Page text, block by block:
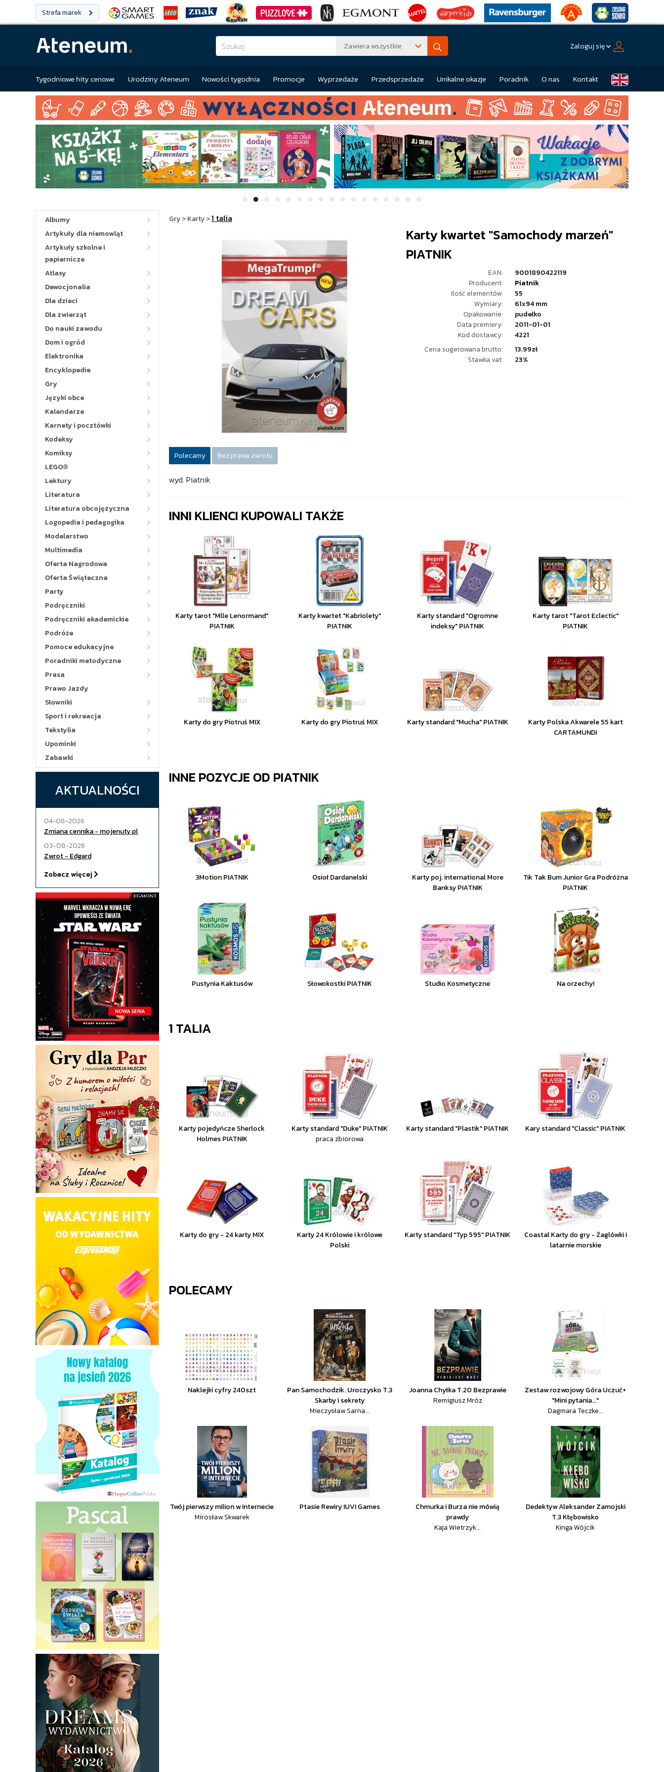
Strefa marek
Zawiera wszystkie Zaloguj się
Tygodniowe hity cenowe Urodziny Ateneum Nowości tygodnia Promocje Wyprzedaże Przedsprzedaże Unikalne okazje Poradnik O nas Kontakt
Albumy
Artykuły dla niemowląt
Artykuły szkolne i
papiernicze
Atlasy
Dewocjonalia
Dla dzieci
Dla zwierząt
Do nauki zawodu
Dom i ogród
Elektronika
Encyklopedie
Gry
Języki obce
Kalendarze
Karnety i pocztówki
Kodeksy
Komiksy
LEGO®
Lektury
Literatura
Literatura obcojęzyczna
Logopedia i pedagogika
Modelarstwo
Multimedia
Oferta Nagrodowa
Oferta Świąteczna
Party
Podręczniki
Podręczniki akademickie
Podróże
Pomoce edukacyjne
Poradniki metodyczne
Prasa
Prawo Jazdy
Słowniki
Sport i rekreacja
Tekstylia
Upominki
Zabawki
AKTUALNOŚCI
04-08-2026
Zmiana cennika - mojenuty.pl
03-08-2026
Zwrot - Edgard
Zobacz więcej
Gry>Karty>1 talia
Karty kwartet "Samochody marzeń"
PIATNIK
EAN:
9001890422119
Producent:
Piatnik
Ilość elementów:
55
Wymiary:
61x94 mm
Opakowanie:
pudełko
Data premiery:
2011-01-01
Kod dostawcy:
4221
Cena sugerowana brutto:
13.99zł
Stawka vat:
23%
Polecamy Bez prawa zwrotu
wyd. Piatnik
INNI KLIENCI KUPOWALI TAKŻE
Karty tarot "Mlle Lenormand"
PIATNIK
Karty kwartet "Kabriolety"
PIATNIK
Karty standard "Ogromne
indeksy" PIATNIK
Karty tarot "Tarot Eclectic"
PIATNIK
Karty do gry Piotruś MIX Karty do gry Piotruś MIX Karty standard "Mucha" PIATNIK
Karty Polska Akwarele 55 kart
CARTAMUNDI
INNE POZYCJE OD PIATNIK
3Motion PIATNIK Osioł Dardanelski
Karty poj. international More
Banksy PIATNIK
Tik Tak Bum Junior Gra Podróżna
PIATNIK
Pustynia Kaktusów Słowokostki PIATNIK Studio Kosmetyczne Na orzechy!
1 TALIA
Karty pojedyńcze Sherlock
Holmes PIATNIK
Karty standard "Duke" PIATNIK
praca zbiorowa
Karty standard "Plastik" PIATNIK Kary standard "Classic" PIATNIK
Karty do gry - 24 karty MIX
Karty 24 Królowie i królowe
Polski
Karty standard "Typ 595" PIATNIK
Coastal Karty do gry - Żaglówki i
latarnie morskie
POLECAMY
Naklejki cyfry 240szt
Pan Samochodzik. Uroczysko T.3
Skarby i sekrety
Mieczysław Sarna...
Joanna Chyłka T.20 Bezprawie
Remigiusz Mróz
Zestaw rozwojowy Góra Uczuć+
"Mini pytania..."
Dagmara Teczke...
Twój pierwszy milion w internecie
Mirosław Skwarek
Ptasie Rewiry IUVI Games
Chmurka i Burza nie mówią
prawdy
Kaja Wietrzyk...
Dedektyw Aleksander Zamojski
T.3 Kłębowisko
Kinga Wójcik